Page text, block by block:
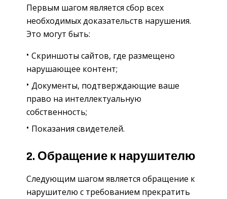
Первым шагом является сбор всех
необходимых доказательств нарушения.
Это могут быть:
Скриншоты сайтов, где размещено
нарушающее контент;
Документы, подтверждающие ваше
право на интеллектуальную
собственность;
Показания свидетелей.
2. Обращение к нарушителю
Следующим шагом является обращение к
нарушителю с требованием прекратить